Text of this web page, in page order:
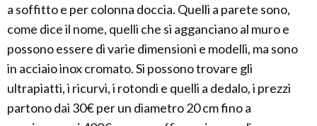
a soffitto e per colonna doccia. Quelli a parete sono,
come dice il nome, quelli che si agganciano al muro e
possono essere di varie dimensioni e modelli, ma sono
in acciaio inox cromato. Si possono trovare gli
ultrapiatti, i ricurvi, i rotondi e quelli a dedalo, i prezzi
partono dai 30€ per un diametro 20 cm fino a